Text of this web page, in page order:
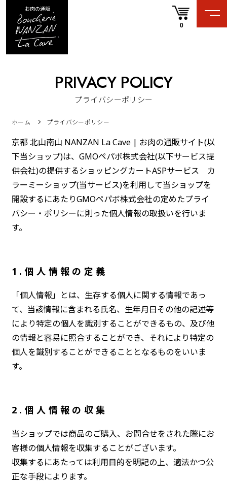
お肉の通販
0
PRIVACY POLICY
プライバシーポリシー
ホーム プライバシーポリシー
京都 北山南山 NANZAN La Cave | お肉の通販サイト(以
下当ショップ)は、 GMOペパボ株式会社(以下サービス提
供会社)の提供するショッピングカートASPサービス カ
ラーミーショップ(当サービス)を利用して当ショップを
開設するにあたりGMOペパボ株式会社の定めたプライ
バシー・ポリシーに則った個人情報の取扱いを行いま
す。
1.個人情報の定義
「個人情報」とは、生存する個人に関する情報であっ
て、当該情報に含まれる氏名、生年月日その他の記述等
により特定の個人を識別することができるもの、及び他
の情報と容易に照合することができ、それにより特定の
個人を識別することができることとなるものをいいま
す。
2.個人情報の収集
当ショップでは商品のご購入、お問合せをされた際にお
客様の個人情報を収集することがございます。
収集するにあたっては利用目的を明記の上、適法かつ公
正な手段によります。